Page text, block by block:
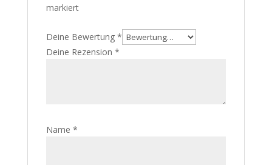
markiert
Deine Bewertung *
Deine Rezension *
Name *